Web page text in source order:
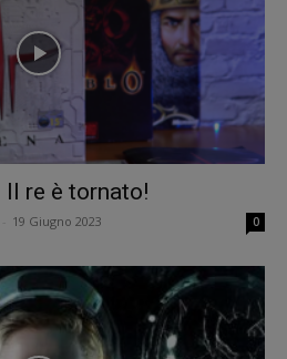
Il re è tornato!
19 Giugno 2023 0